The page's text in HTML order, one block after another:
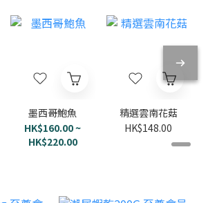
墨西哥鮑魚
HK$160.00 ~
HK$220.00
精選雲南花菇
HK$148.00